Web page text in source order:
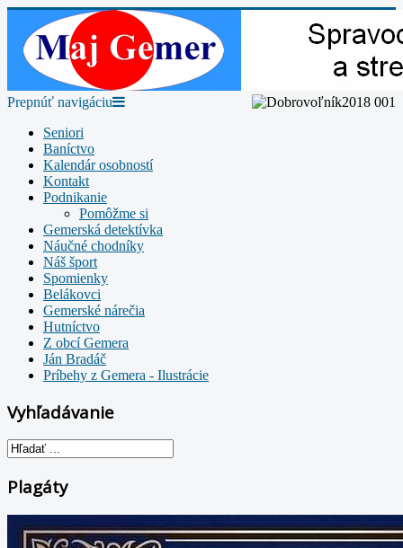
Prepnúť navigáciu
Seniori
Baníctvo
Kalendár osobností
Kontakt
Podnikanie
Pomôžme si
Gemerská detektívka
Náučné chodníky
Náš šport
Spomienky
Belákovci
Gemerské nárečia
Hutníctvo
Z obcí Gemera
Ján Bradáč
Príbehy z Gemera - Ilustrácie
Vyhľadávanie
Plagáty